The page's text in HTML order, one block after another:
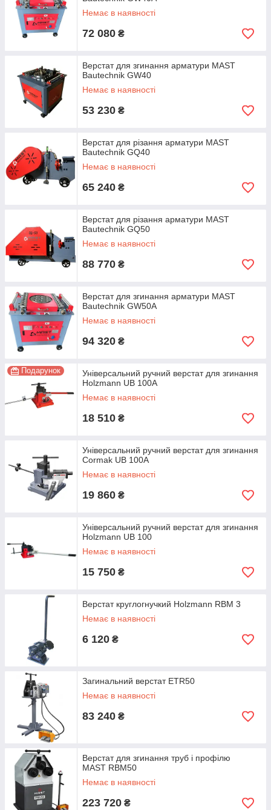
Немає в наявності
72 080 ₴
Верстат для згинання арматури MAST
Bautechnik GW40
Немає в наявності
53 230 ₴
Верстат для різання арматури MAST
Bautechnik GQ40
Немає в наявності
65 240 ₴
Верстат для різання арматури MAST
Bautechnik GQ50
Немає в наявності
88 770 ₴
Верстат для згинання арматури MAST
Bautechnik GW50A
Немає в наявності
94 320 ₴
Подарунок
Універсальний ручний верстат для згинання
Holzmann UB 100A
Немає в наявності
18 510 ₴
Універсальний ручний верстат для згинання
Cormak UB 100A
Немає в наявності
19 860 ₴
Універсальний ручний верстат для згинання
Holzmann UB 100
Немає в наявності
15 750 ₴
Верстат круглогнучкий Holzmann RBM 3
Немає в наявності
6 120 ₴
Загинальний верстат ETR50
Немає в наявності
83 240 ₴
Верстат для згинання труб і профілю
MAST RBM50
Немає в наявності
223 720 ₴